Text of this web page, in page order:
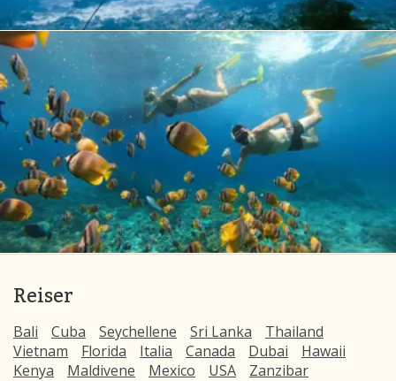
Reiser
Bali Cuba Seychellene Sri Lanka
Thailand
Vietnam
Florida Italia Canada Dubai
Hawaii
Kenya
Maldivene Mexico USA Zanzibar